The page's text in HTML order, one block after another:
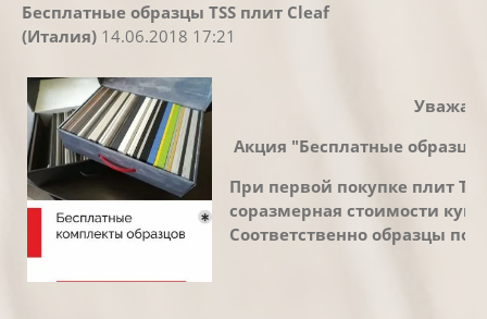
Бесплатные образцы TSS плит Cleaf
(Италия) 14.06.2018 17:21
Акция "Бесплатные образцы
При первой покупке плит
соразмерная стоимости
Соответственно образцы